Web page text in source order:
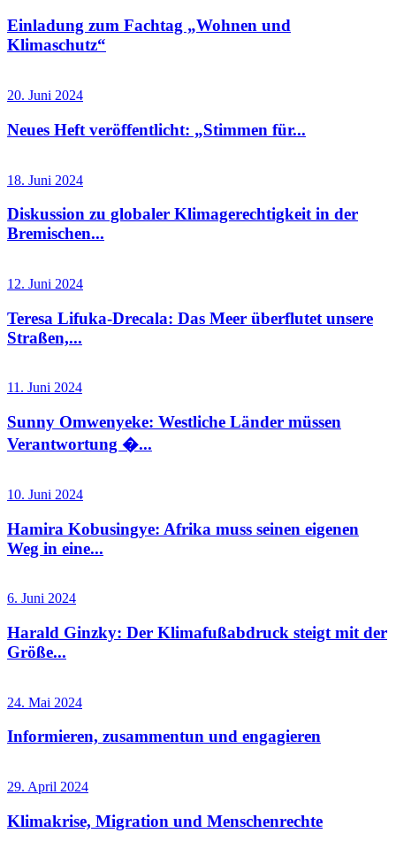
Einladung zum Fachtag „Wohnen und
Klimaschutz“
20. Juni 2024
Neues Heft veröffentlicht: „Stimmen für...
18. Juni 2024
Diskussion zu globaler Klimagerechtigkeit in der
Bremischen...
12. Juni 2024
Teresa Lifuka-Drecala: Das Meer überflutet unsere
Straßen,...
11. Juni 2024
Sunny Omwenyeke: Westliche Länder müssen
Verantwortung �...
10. Juni 2024
Hamira Kobusingye: Afrika muss seinen eigenen
Weg in eine...
6. Juni 2024
Harald Ginzky: Der Klimafußabdruck steigt mit der
Größe...
24. Mai 2024
Informieren, zusammentun und engagieren
29. April 2024
Klimakrise, Migration und Menschenrechte